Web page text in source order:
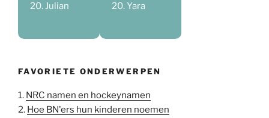
Julian Yara
FAVORIETE ONDERWERPEN
1. NRC namen en hockeynamen
2. Hoe BN'ers hun kinderen noemen